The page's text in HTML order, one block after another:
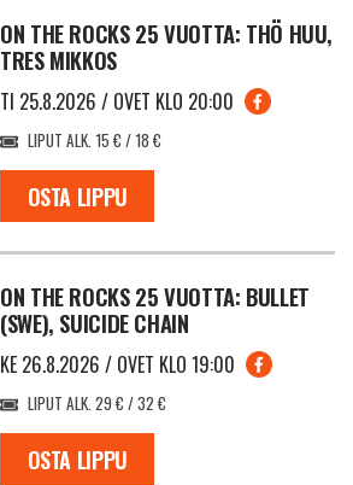
ON THE ROCKS 25 VUOTTA: THÖ HUU,
TRES MIKKOS
TI 25.8.2026 / OVET KLO 20:00
LIPUT ALK. 15 € / 18 €
OSTA LIPPU
ON THE ROCKS 25 VUOTTA: BULLET
(SWE), SUICIDE CHAIN
KE 26.8.2026 / OVET KLO 19:00
LIPUT ALK. 29 € / 32 €
OSTA LIPPU